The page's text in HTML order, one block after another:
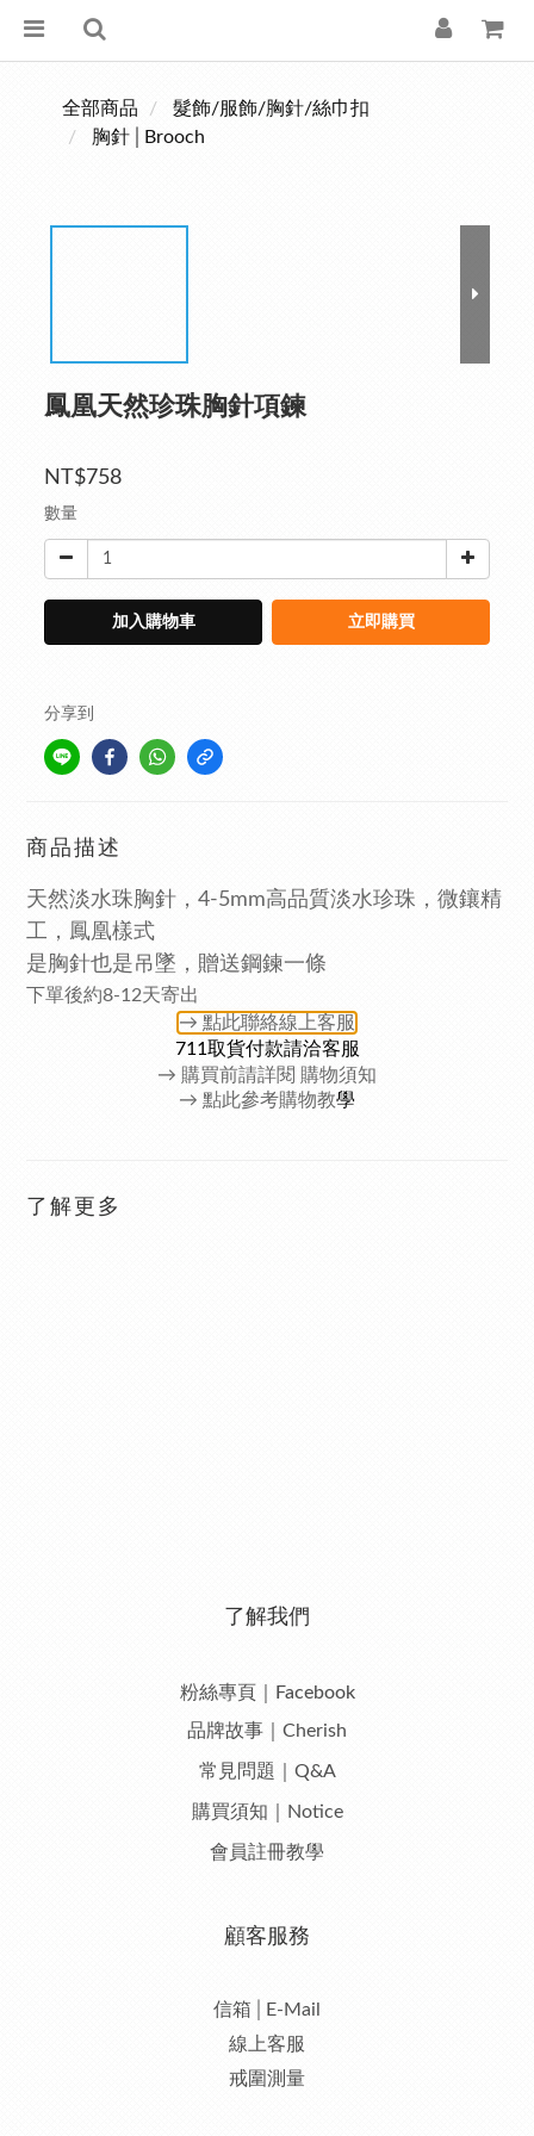
全部商品
髮飾/服飾/胸針/絲巾扣
胸針│Brooch
鳳凰天然珍珠胸針項鍊
NT$758
數量
加入購物車 立即購買
分享到
商品描述
天然淡水珠胸針，4-5mm高品質淡水珍珠，微鑲精
工，鳳凰樣式
是胸針也是吊墜， 贈送鋼鍊一條
下單後約8-12天寄出
→ 點此聯絡線上客服
711取貨付款請洽客服
→ 購買前請詳閱 購物須知
→ 點此參考購物教學
了解更多
了解我們
粉絲專頁｜Facebook
品牌故事｜Cherish
常見問題｜Q&A
購買須知｜Notice
會員註冊教學
顧客服務
信箱│E-Mail
線上客服
戒圍測量